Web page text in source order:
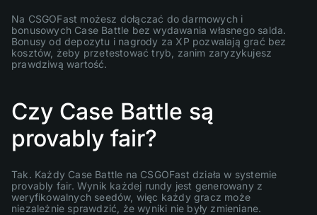
Na CSGOFast możesz dołączać do darmowych i
bonusowych Case Battle bez wydawania własnego salda.
Bonusy od depozytu i nagrody za XP pozwalają grać bez
kosztów, żeby przetestować tryb, zanim zaryzykujesz
prawdziwą wartość.
Czy Case Battle są
provably fair?
Tak. Każdy Case Battle na CSGOFast działa w systemie
provably fair. Wynik każdej rundy jest generowany z
weryfikowalnych seedów, więc każdy gracz może
niezależnie sprawdzić, że wyniki nie były zmieniane.